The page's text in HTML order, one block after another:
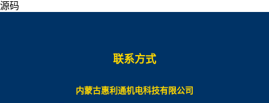
源码
联系方式
内蒙古惠利通机电科技有限公司